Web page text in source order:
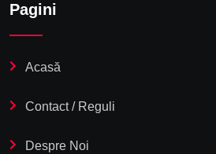
Pagini
Acasă
Contact / Reguli
Despre Noi